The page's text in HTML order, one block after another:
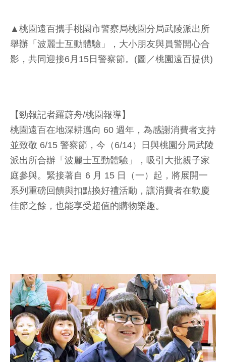
▲桃園遠百攜手桃園市警察局桃園分局武陵派出所
舉辦「波麗士互動體驗」，大小朋友與員警開心合
影，共同迎接6月15日警察節。(圖／桃園遠百提供)
【勁報記者羅蔚舟/桃園報導】
桃園遠百在地深耕邁向 60 週年，為感謝消費者支持
並致敬 6/15 警察節，今（6/14）日與桃園分局武陵
派出所合辦「波麗士互動體驗」，吸引大批親子家
庭參與。緊接著自 6 月 15 日（一）起，將展開一
系列重磅回饋與扣點換好禮活動，讓消費者在歡慶
佳節之餘，也能享受超值的購物樂趣。